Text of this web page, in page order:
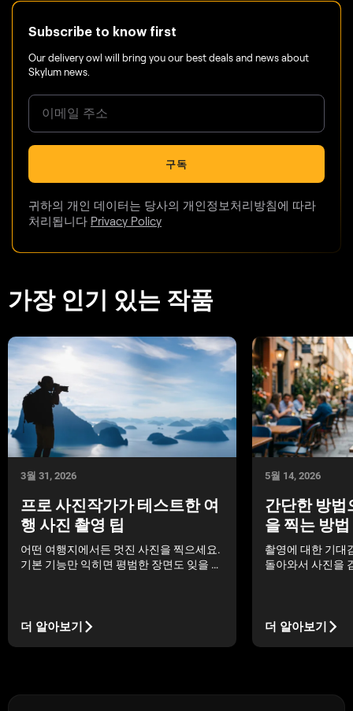
Subscribe to know first
Our delivery owl will bring you our best deals and news about
Skylum news.
구독
귀하의 개인 데이터는 당사의 개인정보처리방침에 따라
처리됩니다 Privacy Policy
가장 인기 있는 작품
3월 31, 2026
프로 사진작가가 테스트한 여
행 사진 촬영 팁
어떤 여행지에서든 멋진 사진을 찍으세요.
기본 기능만 익히면 평범한 장면도 잊을 수
더 알아보기
5월 14, 2026
간단한 방법
을 찍는 방법
촬영에 대한 기대
돌아와서 사진을
지어 카메라 탓을
더 알아보기